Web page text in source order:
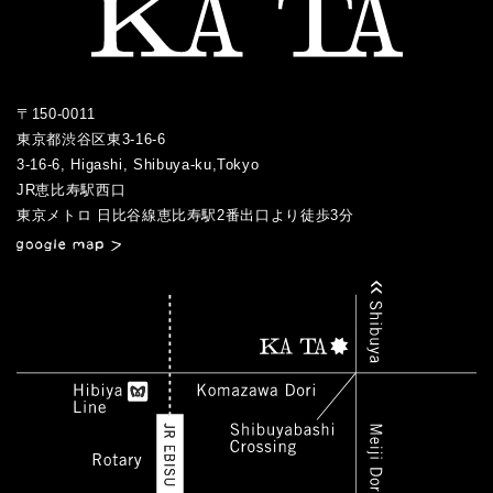
〒150-0011
東京都渋谷区東3-16-6
3-16-6, Higashi, Shibuya-ku,Tokyo
JR恵比寿駅西口
／
東京メトロ 日比谷線恵比寿駅2番出口より徒歩3分